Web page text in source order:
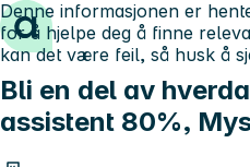
Hopp til innhold
Bli en del av
assistent 80%,
Denne informasjonen er
for å hjelpe deg å finne
kan det være feil, så husk å